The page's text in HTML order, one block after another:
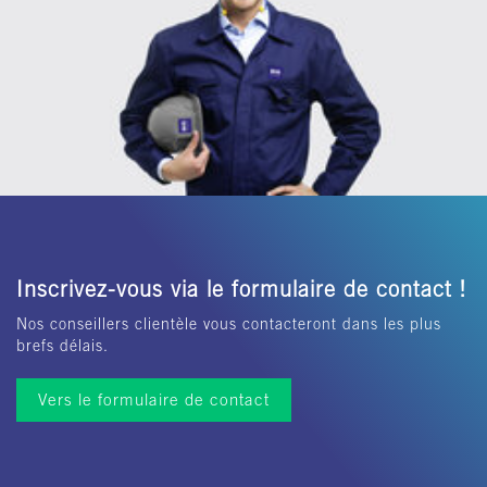
Inscrivez-vous via le formulaire de contact !
Nos conseillers clientèle vous contacteront dans les plus
brefs délais.
Vers le formulaire de contact